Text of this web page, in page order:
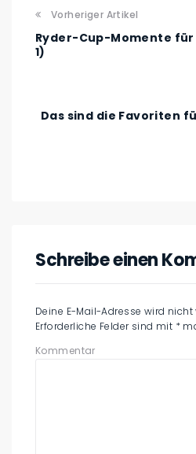
Vorheriger Artikel
Ryder-Cup-Momente
1)
Das sind die Favoriten
Schreibe einen
Deine E-Mail-Adresse wird
Erforderliche Felder sind mit *
Kommentar